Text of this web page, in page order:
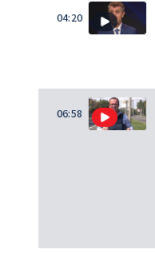
04:20
06:58